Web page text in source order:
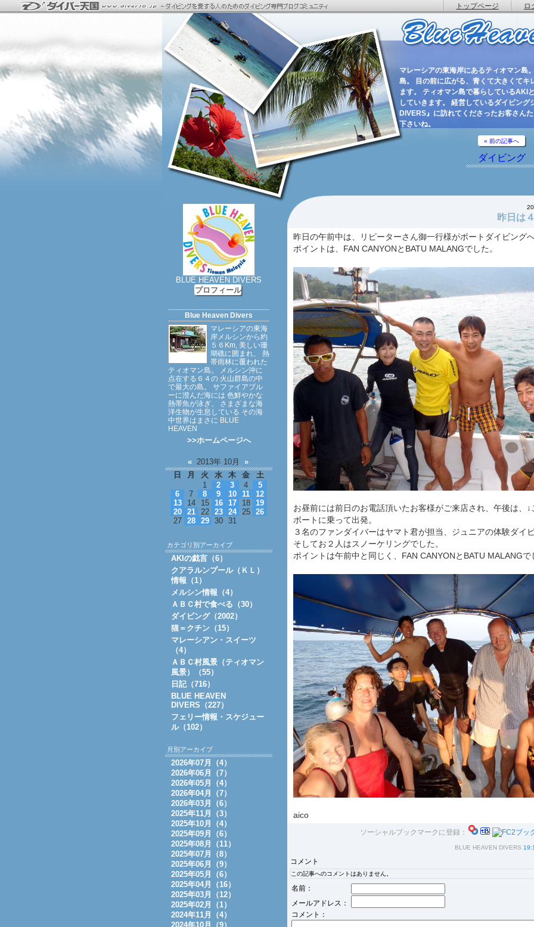
トップページ ロ
マレーシアの東海岸にあるティオマン島
島。 目の前に広がる、青くて大きくてキ
ます。 ティオマン島で暮らしているAKI
していきます。 経営しているダイビン
DIVERS』に訪れてくださったお客さん
下さいね。
« 前の記事へ
ダイビング
昨日は
昨日の午前中は、リピーターさん御一行様がボートダイビング
ポイントは、FAN CANYONとBATU MALANGでした。
お昼前には前日のお電話頂いたお客様がご来店され、午後は、
ボートに乗って出発。
３名のファンダイバーはヤマト君が担当、ジュニアの体験ダイ
そしてお２人はスノーケリングでした。
ポイントは午前中と同じく、FAN CANYONとBATU MALANGで
aico
ソーシャルブックマークに登録：
BLUE HEAVEN DIVERS
コメント
この記事へのコメントはありません。
名前：
メールアドレス：
コメント：
BLUE HEAVEN DIVERS
プロフィール
Blue Heaven Divers
マレーシアの東海
岸メルシンから約
５６Km, 美しい珊
瑚礁に囲まれ、 熱
帯雨林に覆われた
ティオマン島。 メルシン沖に
点在する６４の 火山群島の中
で最大の島。 サファイアブル
ーに澄んだ海には 色鮮やかな
熱帯魚が泳ぎ、 さまざまな海
洋生物が生息している その海
中世界はまさに BLUE
HEAVEN
>>ホームページへ
« 2013年 10月 »
日
月 火 水 木 金
土
1
2 3 4
5
6
7 8 9 10 11
12
13
14 15 16 17 18
19
20
21 22 23 24 25
26
27
28 29 30 31
カテゴリ別アーカイブ
AKIの戯言（6）
クアラルンプール（ＫＬ）
情報（1）
メルシン情報（4）
ＡＢＣ村で食べる（30）
ダイビング（2002）
猫＝クチン（15）
マレーシアン・スイーツ
（4）
ＡＢＣ村風景（ティオマン
風景）（55）
日記（716）
BLUE HEAVEN
DIVERS（227）
フェリー情報・スケジュー
ル（102）
月別アーカイブ
2026年07月（4）
2026年06月（7）
2026年05月（4）
2026年04月（7）
2026年03月（6）
2025年11月（3）
2025年10月（4）
2025年09月（6）
2025年08月（11）
2025年07月（8）
2025年06月（9）
2025年05月（6）
2025年04月（16）
2025年03月（12）
2025年02月（1）
2024年11月（4）
2024年10月（9）